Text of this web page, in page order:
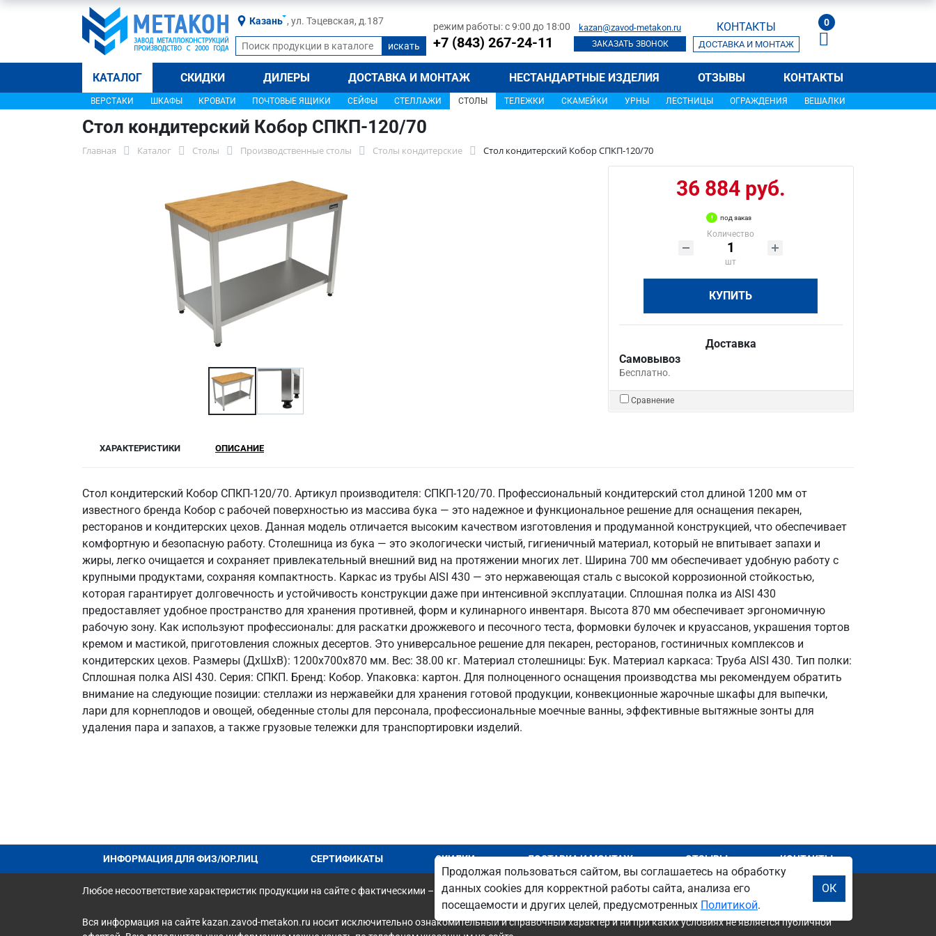
Казань , ул. Тэцевская, д.187 режим работы: с 9:00 до 18:00
+7 (843) 267-24-11
kazan@zavod-metakon.ru
ЗАКАЗАТЬ ЗВОНОК
КОНТАКТЫ
ДОСТАВКА И МОНТАЖ
0
КАТАЛОГ СКИДКИ ДИЛЕРЫ ДОСТАВКА И МОНТАЖ НЕСТАНДАРТНЫЕ ИЗДЕЛИЯ ОТЗЫВЫ КОНТАКТЫ
ВЕРСТАКИ ШКАФЫ КРОВАТИ ПОЧТОВЫЕ ЯЩИКИ СЕЙФЫ СТЕЛЛАЖИ СТОЛЫ ТЕЛЕЖКИ СКАМЕЙКИ УРНЫ ЛЕСТНИЦЫ ОГРАЖДЕНИЯ ВЕШАЛКИ
Стол кондитерский Кобор СПКП-120/70
Главная Каталог Столы Производственные столы Столы кондитерские Стол кондитерский Кобор СПКП-120/70
36 884 руб.
под заказ
Количество
шт
КУПИТЬ
Доставка
Самовывоз
Бесплатно.
Сравнение
ХАРАКТЕРИСТИКИ ОПИСАНИЕ
Стол кондитерский Кобор СПКП-120/70. Артикул производителя: СПКП-120/70. Профессиональный кондитерский стол длиной 1200 мм от
известного бренда Кобор с рабочей поверхностью из массива бука — это надежное и функциональное решение для оснащения пекарен,
ресторанов и кондитерских цехов. Данная модель отличается высоким качеством изготовления и продуманной конструкцией, что обеспечивает
комфортную и безопасную работу. Столешница из бука — это экологически чистый, гигиеничный материал, который не впитывает запахи и
жиры, легко очищается и сохраняет привлекательный внешний вид на протяжении многих лет. Ширина 700 мм обеспечивает удобную работу с
крупными продуктами, сохраняя компактность. Каркас из трубы AISI 430 — это нержавеющая сталь с высокой коррозионной стойкостью,
которая гарантирует долговечность и устойчивость конструкции даже при интенсивной эксплуатации. Сплошная полка из AISI 430
предоставляет удобное пространство для хранения противней, форм и кулинарного инвентаря. Высота 870 мм обеспечивает эргономичную
рабочую зону. Как используют профессионалы: для раскатки дрожжевого и песочного теста, формовки булочек и круассанов, украшения тортов
кремом и мастикой, приготовления сложных десертов. Это универсальное решение для пекарен, ресторанов, гостиничных комплексов и
кондитерских цехов. Размеры (ДхШхВ): 1200x700x870 мм. Вес: 38.00 кг. Материал столешницы: Бук. Материал каркаса: Труба AISI 430. Тип полки:
Сплошная полка AISI 430. Серия: СПКП. Бренд: Кобор. Упаковка: картон. Для полноценного оснащения производства мы рекомендуем обратить
внимание на следующие позиции: стеллажи из нержавейки для хранения готовой продукции, конвекционные жарочные шкафы для выпечки,
лари для корнеплодов и овощей, обеденные столы для персонала, профессиональные моечные ванны, эффективные вытяжные зонты для
удаления пара и запахов, а также грузовые тележки для транспортировки изделий.
ИНФОРМАЦИЯ ДЛЯ ФИЗ/ЮР.ЛИЦ СЕРТИФИКАТЫ СКИДКИ ДОСТАВКА И МОНТАЖ ОТЗЫВЫ КОНТАКТЫ
Любое несоответствие характеристик продукции на сайте с фактическими – является опечаткой.
Вся информация на сайте kazan.zavod-metakon.ru носит исключительно ознакомительный и справочный характер и ни при каких условиях не является публичной
Продолжая пользоваться сайтом, вы соглашаетесь на обработку
данных cookies для корректной работы сайта, анализа его
посещаемости и других целей, предусмотренных Политикой.
ОК